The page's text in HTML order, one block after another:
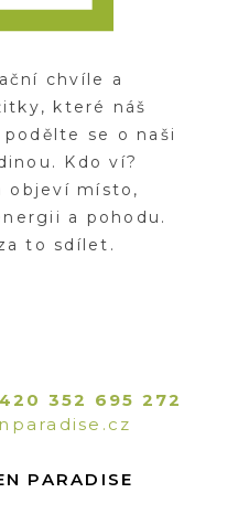
chvíle a
které náš
se o naši
Kdo ví?
objeví místo,
a pohodu.
to sdílet.
352 695 272
PARADISE